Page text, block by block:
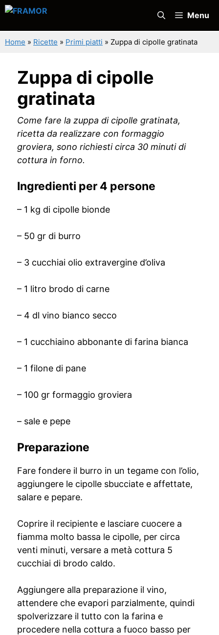
Vai
contenuto
Menu
Home » Ricette » Primi piatti » Zuppa di cipolle gratinata
Zuppa di cipolle
gratinata
Come fare la zuppa di cipolle gratinata,
ricetta da realizzare con formaggio
groviera, sono richiesti circa 30 minuti di
cottura in forno.
Ingredienti per 4 persone
– 1 kg di cipolle bionde
– 50 gr di burro
– 3 cucchiai olio extravergine d’oliva
– 1 litro brodo di carne
– 4 dl vino bianco secco
– 1 cucchiaino abbonante di farina bianca
– 1 filone di pane
– 100 gr formaggio groviera
– sale e pepe
Preparazione
Fare fondere il burro in un tegame con l’olio,
aggiungere le cipolle sbucciate e affettate,
salare e pepare.
Coprire il recipiente e lasciare cuocere a
fiamma molto bassa le cipolle, per circa
venti minuti, versare a metà cottura 5
cucchiai di brodo caldo.
Aggiungere alla preparazione il vino,
attendere che evapori parzialmente, quindi
spolverizzare il tutto con la farina e
procedere nella cottura a fuoco basso per